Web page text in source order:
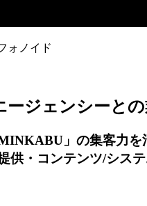
ォノイド
ージェンシーと
」の集客力を
供・コンテンツ/シス